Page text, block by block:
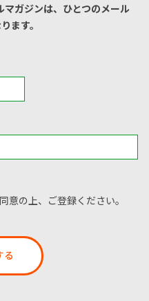
ガジンは、ひとつのメール
ます。
意の上、ご登録ください。
る